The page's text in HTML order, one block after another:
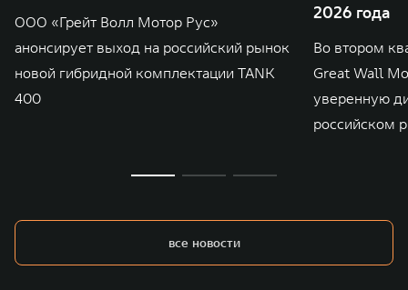
ООО «Грейт Волл Мотор Рус»
анонсирует выход на российский рынок
новой гибридной комплектации TANK
400
2026 года
Во втором
Great Wall
уверенную
российском
все новости